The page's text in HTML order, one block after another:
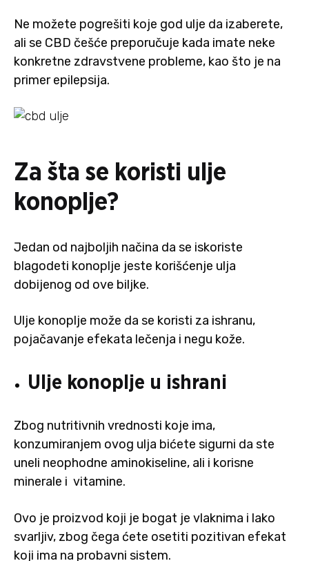
Ne možete pogrešiti koje god ulje da izaberete,
ali se CBD češće preporučuje kada imate neke
konkretne zdravstvene probleme, kao što je na
primer epilepsija.
Za šta se koristi ulje
konoplje?
Jedan od najboljih načina da se iskoriste
blagodeti konoplje jeste korišćenje ulja
dobijenog od ove biljke.
Ulje konoplje može da se koristi za ishranu,
pojačavanje efekata lečenja i negu kože.
Ulje konoplje u ishrani
Zbog nutritivnih vrednosti koje ima,
konzumiranjem ovog ulja bićete sigurni da ste
uneli neophodne aminokiseline, ali i korisne
minerale i vitamine.
Ovo je proizvod koji je bogat je vlaknima i lako
svarljiv, zbog čega ćete osetiti pozitivan efekat
koji ima na probavni sistem.